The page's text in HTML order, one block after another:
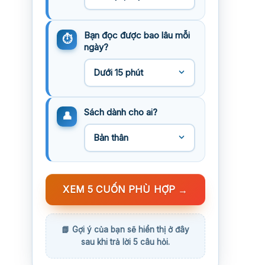
Bạn đọc được bao lâu mỗi
ngày?
Sách dành cho ai?
XEM 5 CUỐN PHÙ HỢP →